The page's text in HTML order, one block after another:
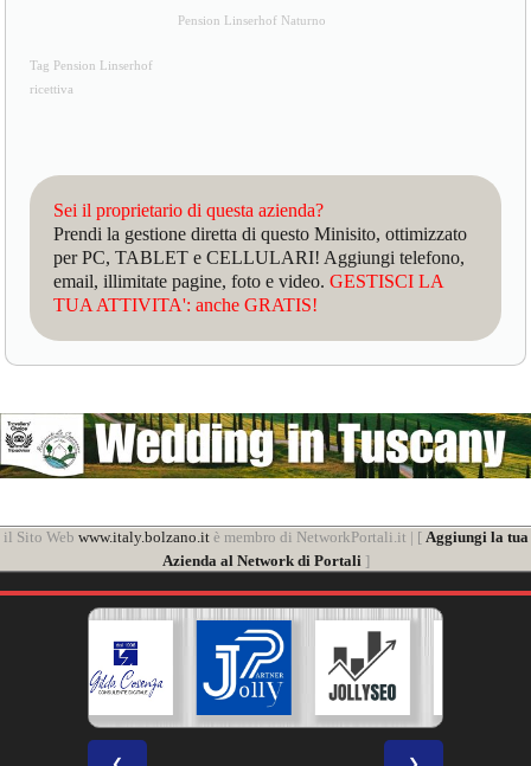
Pension Linserhof Naturno
Tag Pension Linserhof
ricettiva
Sei il proprietario di questa azienda?
Prendi la gestione diretta di questo Minisito, ottimizzato
per PC, TABLET e CELLULARI! Aggiungi telefono,
email, illimitate pagine, foto e video.GESTISCI LA
TUA ATTIVITA': anche GRATIS!
il Sito Web www.italy.bolzano.itè membro di NetworkPortali.it | [ Aggiungi la tua
Azienda al Network di Portali]